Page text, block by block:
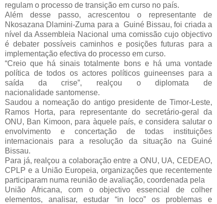
regulam o processo de transição em curso no país.
Além desse passo, acrescentou o representante de
Nkosazana Dlamini-Zuma para a Guiné Bissau, foi criada a
nível da Assembleia Nacional uma comissão cujo objectivo
é debater possíveis caminhos e posições futuras para a
implementação efectiva do processo em curso.
“Creio que há sinais totalmente bons e há uma vontade
política de todos os actores políticos guineenses para a
saída da crise”, realçou o diplomata de
nacionalidade santomense.
Saudou a nomeação do antigo presidente de Timor-Leste,
Ramos Horta, para representante do secretário-geral da
ONU, Ban Kimoon, para àquele país, e considera salutar o
envolvimento e concertação de todas instituições
internacionais para a resolução da situação na Guiné
Bissau.
Para já, realçou a colaboração entre a ONU, UA, CEDEAO,
CPLP e a União Europeia, organizações que recentemente
participaram numa reunião de avaliação, coordenada pela
União Africana, com o objectivo essencial de colher
elementos, analisar, estudar “in loco” os problemas e